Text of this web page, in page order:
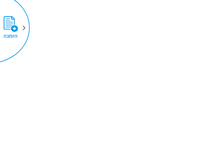
הזמנה